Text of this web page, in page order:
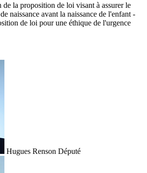
de la proposition de loi visant à assurer le
naissance avant la naissance de l'enfant -
de loi pour une éthique de l'urgence
Hugues Renson Député